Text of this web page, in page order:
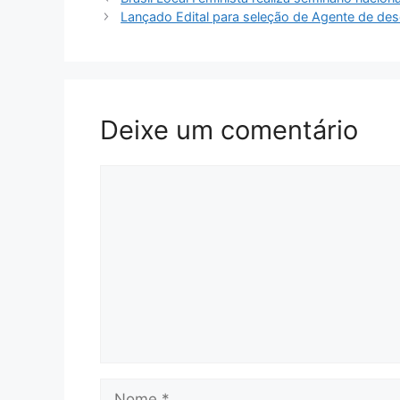
Lançado Edital para seleção de Agente de
Deixe um comentário
Nome